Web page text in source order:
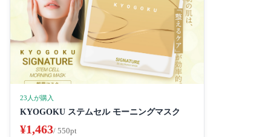
23人が購入
KYOGOKU ステムセル モーニングマスク
¥1,463/ 550pt